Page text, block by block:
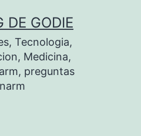
DE GODIE
Tecnologia,
Medicina,
preguntas